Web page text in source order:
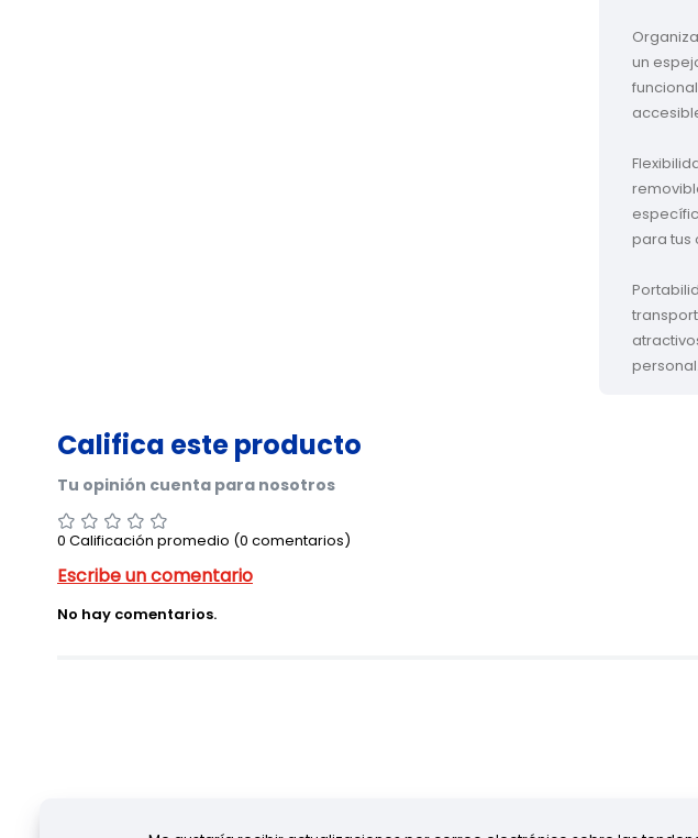
un
para tus
personal.
0 Calificación promedio (0 comentarios)
No hay comentarios.